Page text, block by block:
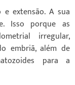
extensão. A sua
Isso porque as
irregular,
embriã, além de
para a